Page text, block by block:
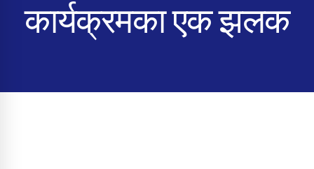
कार्यक्रमका एक झलक